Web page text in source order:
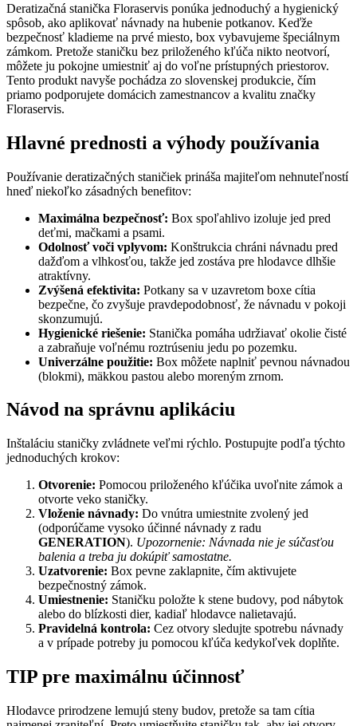
Deratizačná stanička Floraservis ponúka jednoduchý a hygienický
spôsob, ako aplikovať návnady na hubenie potkanov. Keďže
bezpečnosť kladieme na prvé miesto, box vybavujeme špeciálnym
zámkom. Pretože staničku bez priloženého kľúča nikto neotvorí,
môžete ju pokojne umiestniť aj do voľne prístupných priestorov.
Tento produkt navyše pochádza zo slovenskej produkcie, čím
priamo podporujete domácich zamestnancov a kvalitu značky
Floraservis.
Hlavné prednosti a výhody používania
Používanie deratizačných staničiek prináša majiteľom nehnuteľností
hneď niekoľko zásadných benefitov:
Maximálna bezpečnosť: Box spoľahlivo izoluje jed pred
deťmi, mačkami a psami.
Odolnosť voči vplyvom: Konštrukcia chráni návnadu pred
dažďom a vlhkosťou, takže jed zostáva pre hlodavce dlhšie
atraktívny.
Zvýšená efektivita: Potkany sa v uzavretom boxe cítia
bezpečne, čo zvyšuje pravdepodobnosť, že návnadu v pokoji
skonzumujú.
Hygienické riešenie: Stanička pomáha udržiavať okolie čisté
a zabraňuje voľnému roztrúseniu jedu po pozemku.
Univerzálne použitie: Box môžete naplniť pevnou návnadou
(blokmi), mäkkou pastou alebo moreným zrnom.
Návod na správnu aplikáciu
Inštaláciu staničky zvládnete veľmi rýchlo. Postupujte podľa týchto
jednoduchých krokov:
Otvorenie: Pomocou priloženého kľúčika uvoľnite zámok a
otvorte veko staničky.
Vloženie návnady: Do vnútra umiestnite zvolený jed
(odporúčame vysoko účinné návnady z radu
GENERATION). Upozornenie: Návnada nie je súčasťou
balenia a treba ju dokúpiť samostatne.
Uzatvorenie: Box pevne zaklapnite, čím aktivujete
bezpečnostný zámok.
Umiestnenie: Staničku položte k stene budovy, pod nábytok
alebo do blízkosti dier, kadiaľ hlodavce nalietavajú.
Pravidelná kontrola: Cez otvory sledujte spotrebu návnady
a v prípade potreby ju pomocou kľúča kedykoľvek doplňte.
TIP pre maximálnu účinnosť
Hlodavce prirodzene lemujú steny budov, pretože sa tam cítia